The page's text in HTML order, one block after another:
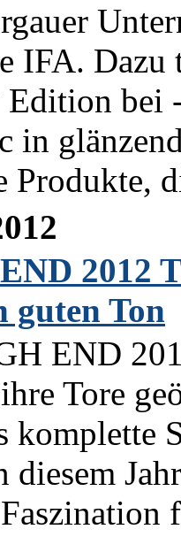
IFA.
Edition bei
in
Produkte,
2012
guten Ton
END
Tore
komplette
diesem